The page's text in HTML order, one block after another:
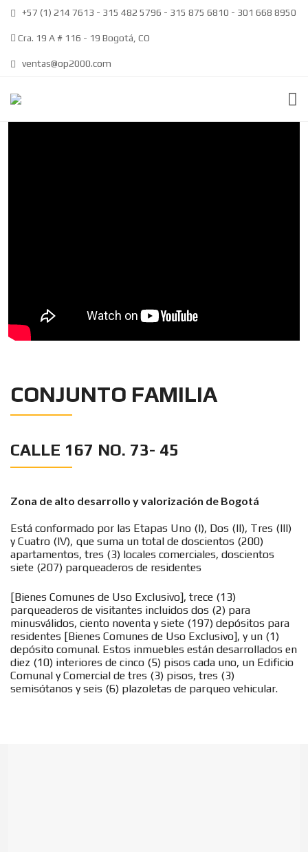
+57 (1) 214 7613 - 315 482 5796 - 315 875 6810 - 301 668 8950
Cra. 19 A # 116 - 19 Bogotá, CO
ventas@op2000.com
CONJUNTO FAMILIA
CALLE 167 NO. 73- 45
Zona de alto desarrollo y valorización de Bogotá
Está conformado por las Etapas Uno (I), Dos (II), Tres (III)
y Cuatro (IV), que suma un total de doscientos (200)
apartamentos, tres (3) locales comerciales, doscientos
siete (207) parqueaderos de residentes
[Bienes Comunes de Uso Exclusivo], trece (13)
parqueaderos de visitantes incluidos dos (2) para
minusválidos, ciento noventa y siete (197) depósitos para
residentes [Bienes Comunes de Uso Exclusivo], y un (1)
depósito comunal. Estos inmuebles están desarrollados en
diez (10) interiores de cinco (5) pisos cada uno, un Edificio
Comunal y Comercial de tres (3) pisos, tres (3)
semisótanos y seis (6) plazoletas de parqueo vehicular.